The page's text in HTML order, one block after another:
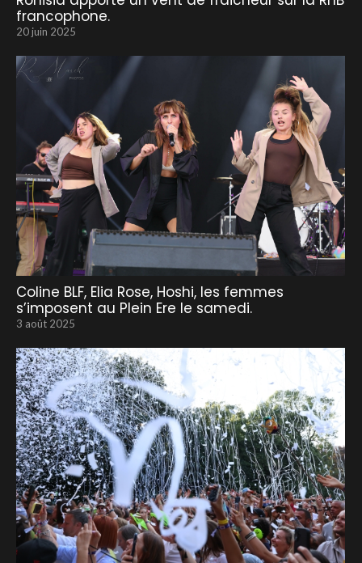
francophone.
20 juin 2025
Coline BLF, Elia Rose, Hoshi, les femmes
s’imposent au Plein Ere le samedi.
3 août 2025